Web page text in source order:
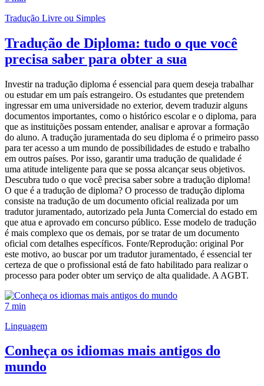
Tradução Livre ou Simples
Tradução de Diploma: tudo o que você
precisa saber para obter a sua
Investir na tradução diploma é essencial para quem deseja trabalhar
ou estudar em um país estrangeiro. Os estudantes que pretendem
ingressar em uma universidade no exterior, devem traduzir alguns
documentos importantes, como o histórico escolar e o diploma, para
que as instituições possam entender, analisar e aprovar a formação
do aluno. A tradução juramentada do seu diploma é o primeiro passo
para ter acesso a um mundo de possibilidades de estudo e trabalho
em outros países. Por isso, garantir uma tradução de qualidade é
uma atitude inteligente para que se possa alcançar seus objetivos.
Descubra tudo o que você precisa saber sobre a tradução diploma!
O que é a tradução de diploma? O processo de tradução diploma
consiste na tradução de um documento oficial realizada por um
tradutor juramentado, autorizado pela Junta Comercial do estado em
que atua e aprovado em concurso público. Esse modelo de tradução
é mais complexo que os demais, por se tratar de um documento
oficial com detalhes específicos. Fonte/Reprodução: original Por
este motivo, ao buscar por um tradutor juramentado, é essencial ter
certeza de que o profissional está de fato habilitado para realizar o
processo para poder obter um serviço de alta qualidade. A AGBT.
7 min
Linguagem
Conheça os idiomas mais antigos do
mundo